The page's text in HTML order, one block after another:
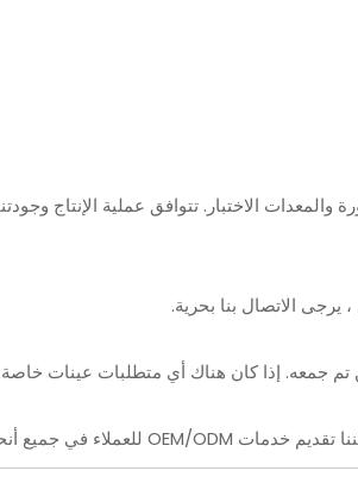
والمعدات الاختبار. تتوافق عملية الإنتاج
جمعه. إذا كان هناك أي متطلبات عينات